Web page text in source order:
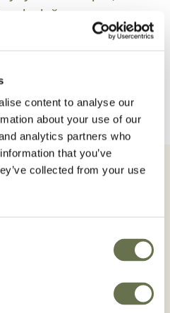
content to analyse our
about your use of our
analytics partners who
that you’ve
collected from your use
yolculuğu...